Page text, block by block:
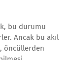
bu durumu
Ancak bu akıl
öncüllerden